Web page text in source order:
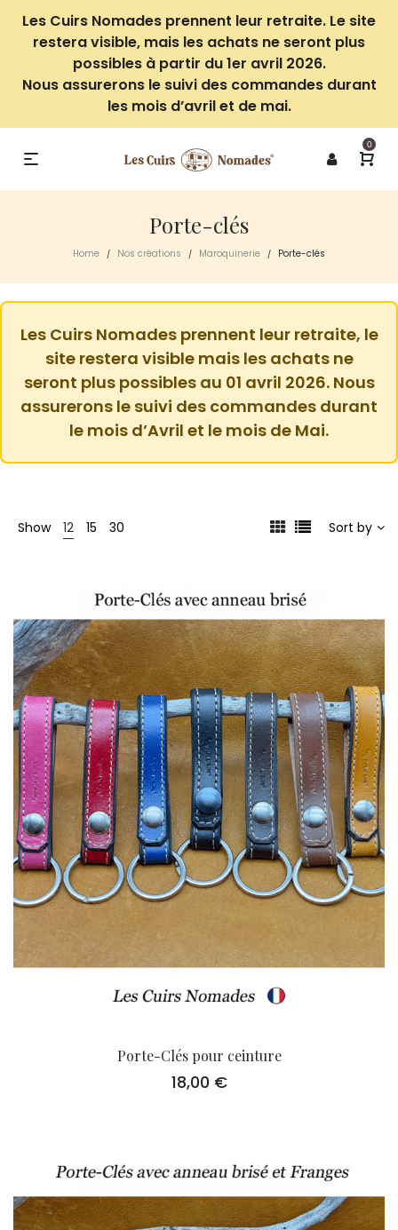
Les Cuirs Nomades prennent leur retraite. Le site
restera visible, mais les achats ne seront plus
possibles à partir du 1er avril 2026.
Nous assurerons le suivi des commandes durant
les mois d’avril et de mai.
0
Porte-clés
Home / Nos créations / Maroquinerie / Porte-clés
Les Cuirs Nomades prennent leur retraite, le
site restera visible mais les achats ne
seront plus possibles au 01 avril 2026. Nous
assurerons le suivi des commandes durant
le mois d’Avril et le mois de Mai.
Show 12 15 30 Sort by
Porte-Clés pour ceinture
18,00 €